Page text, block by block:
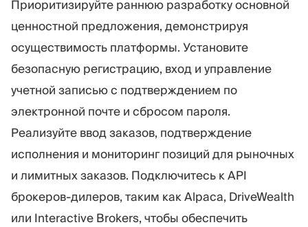
Приоритизируйте раннюю разработку основной
ценностной предложения, демонстрируя
осуществимость платформы. Установите
безопасную регистрацию, вход и управление
учетной записью с подтверждением по
электронной почте и сбросом пароля.
Реализуйте ввод заказов, подтверждение
исполнения и мониторинг позиций для рыночных
и лимитных заказов. Подключитесь к API
брокеров-дилеров, таким как Alpaca, DriveWealth
или Interactive Brokers, чтобы обеспечить